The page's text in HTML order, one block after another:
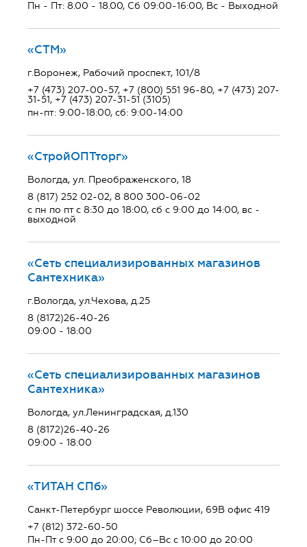
Пн - Пт: 8.00 - 18.00, Сб 09:00-16:00, Вс - Выходной
«СТМ»
г.Воронеж, Рабочий проспект, 101/8
+7 (473) 207-00-57, +7 (800) 551 96-80, +7 (473) 207-
31-51, +7 (473) 207-31-51 (3105)
пн-пт: 9:00-18:00, сб: 9:00-14:00
«СтройОПТторг»
Вологда, ул. Преображенского, 18
8 (817) 252 02-02, 8 800 300-06-02
с пн по пт с 8:30 до 18:00, сб с 9:00 до 14:00, вс -
выходной
«Сеть специализированных магазинов
Сантехника»
г.Вологда, ул.Чехова, д.25
8 (8172)26-40-26
09:00 - 18:00
«Сеть специализированных магазинов
Сантехника»
Вологда, ул.Ленинградская, д.130
8 (8172)26-40-26
09:00 - 18:00
«ТИТАН СПб»
Санкт-Петербург шоссе Революции, 69В офис 419
+7 (812) 372-60-50
Пн-Пт с 9:00 до 20:00; Сб–Вс с 10:00 до 20:00